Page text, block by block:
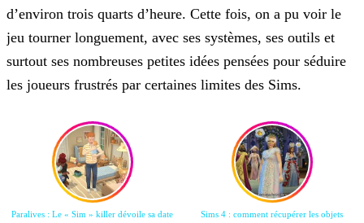
d’environ trois quarts d’heure. Cette fois, on a pu voir le
jeu tourner longuement, avec ses systèmes, ses outils et
surtout ses nombreuses petites idées pensées pour séduire
les joueurs frustrés par certaines limites des Sims.
Paralives : Le « Sim » killer dévoile sa date
Sims 4 : comment récupérer les objets